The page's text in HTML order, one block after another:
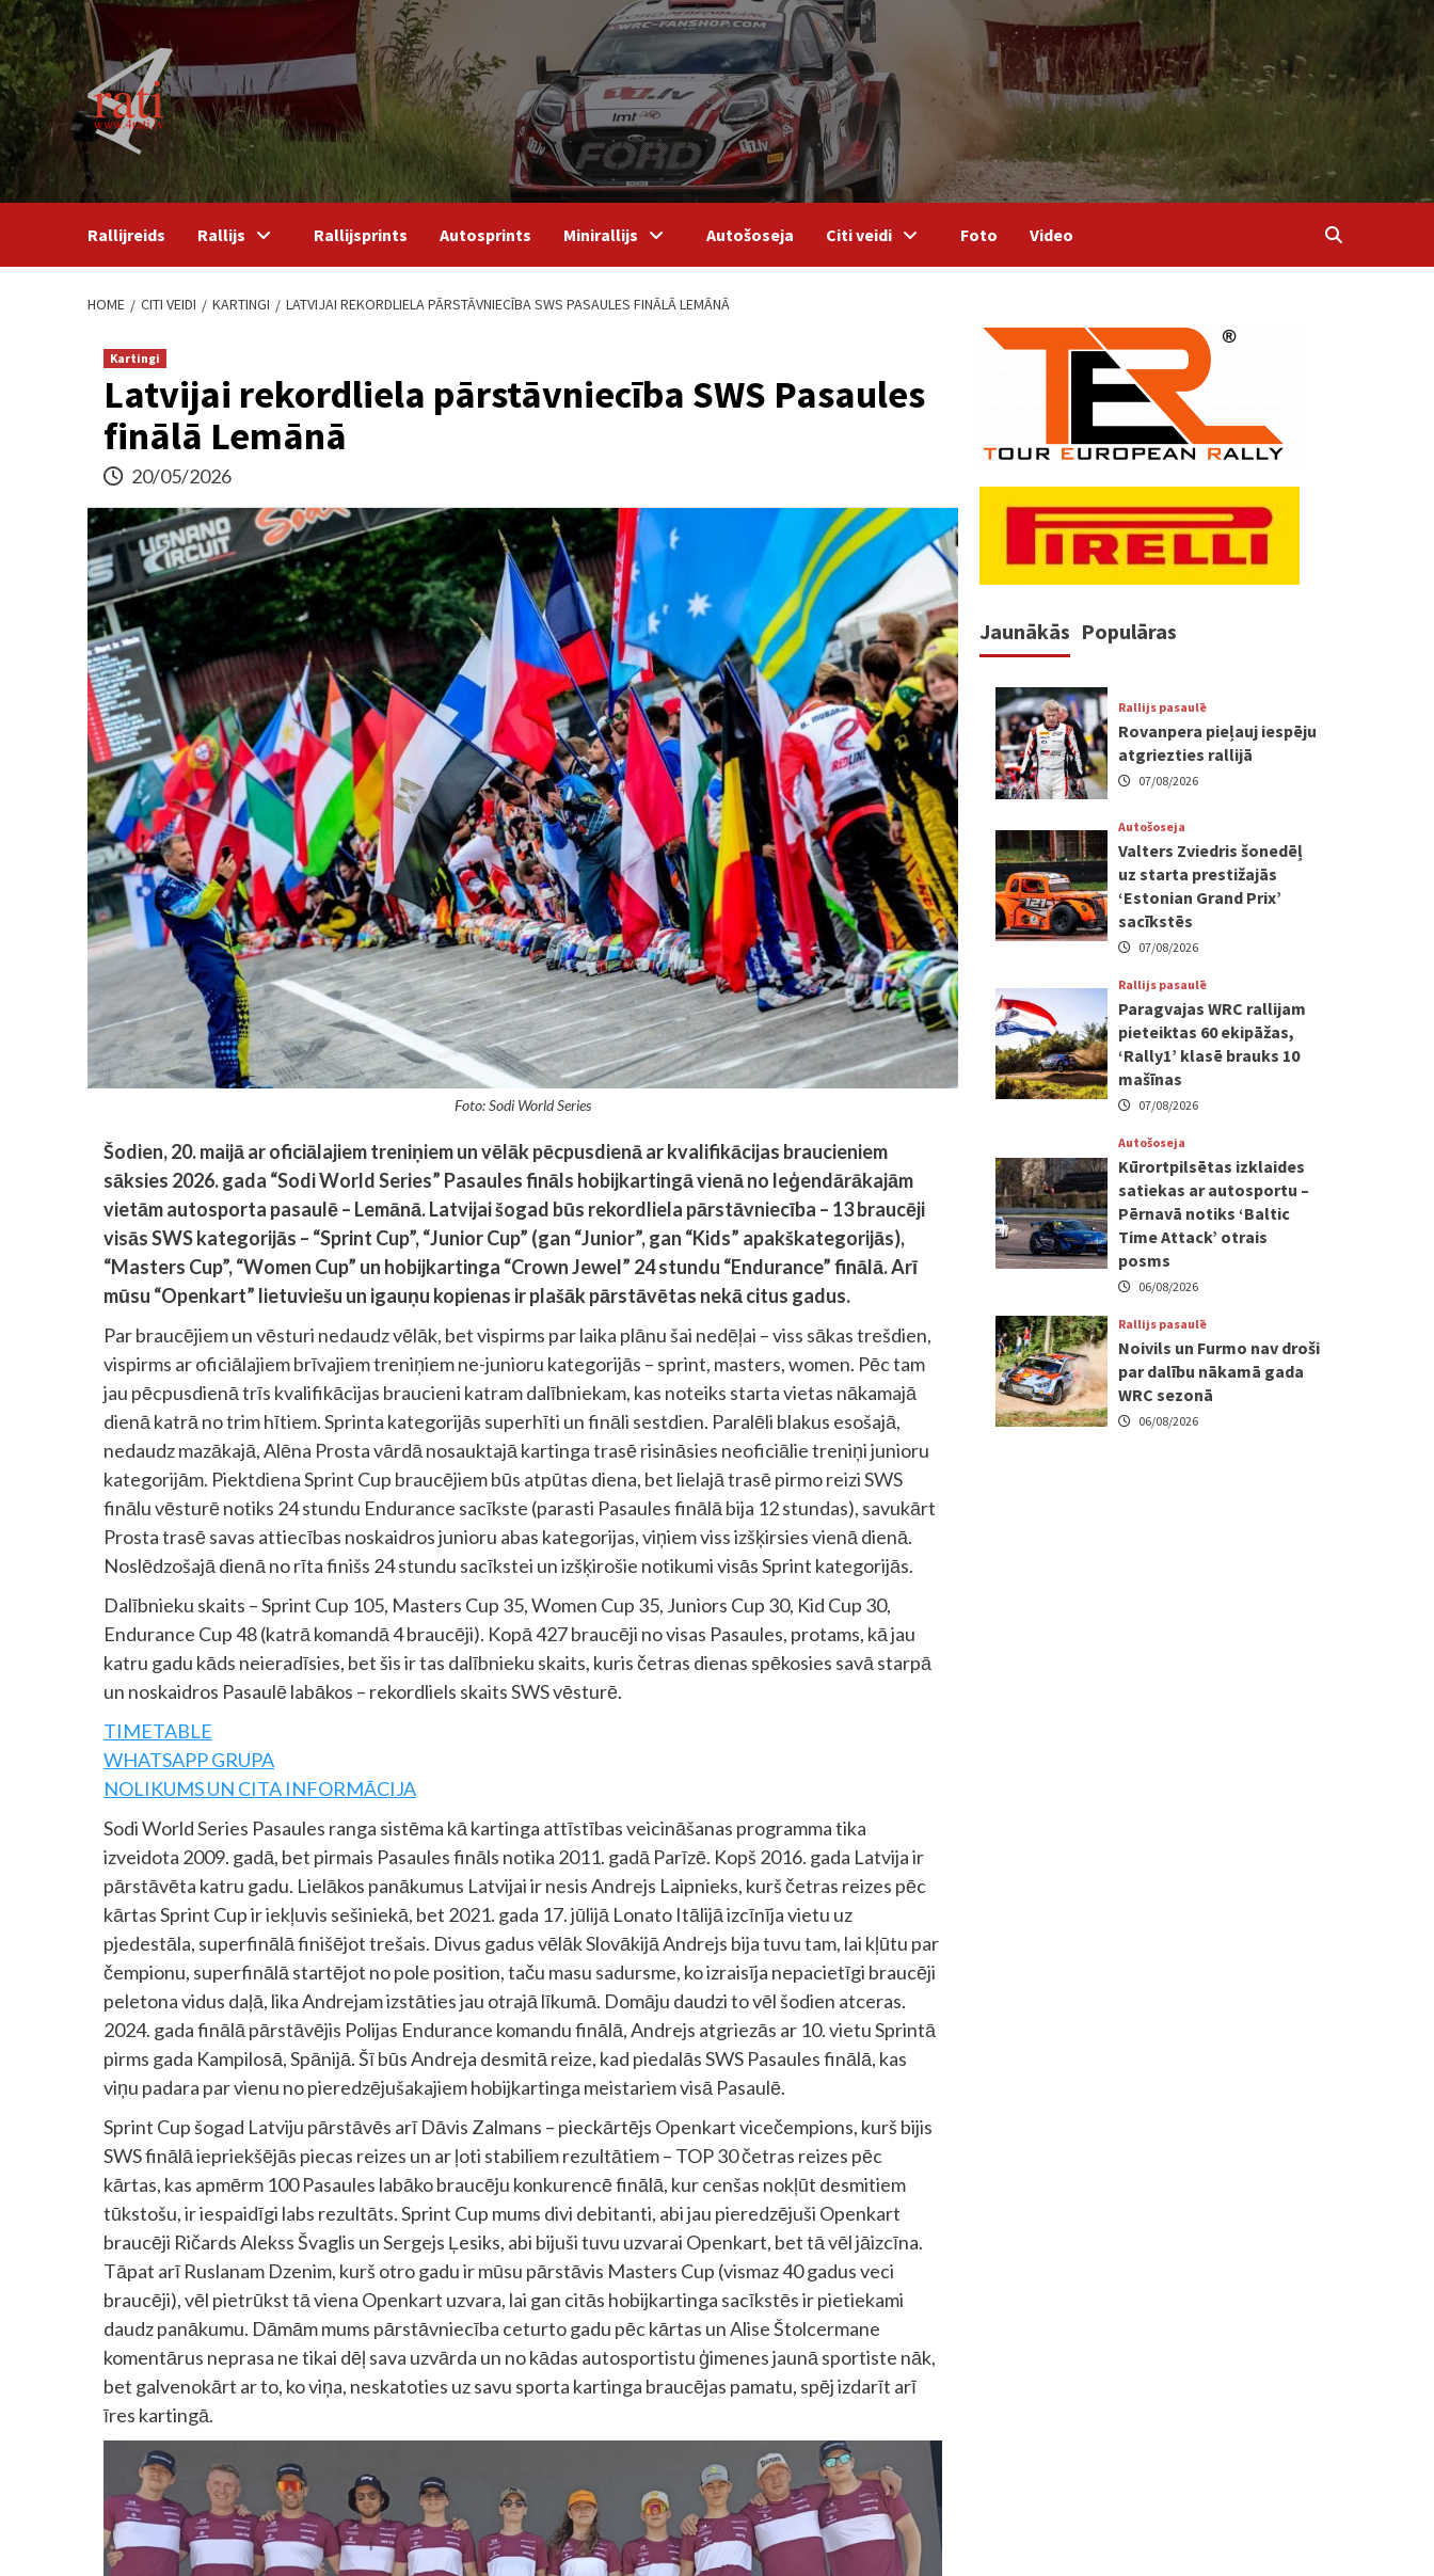
Skip
to
content
Rallijreids Rallijs Rallijsprints Autosprints Minirallijs Autošoseja Citi veidi Foto Video
HOME CITI VEIDI KARTINGI LATVIJAI REKORDLIELA PĀRSTĀVNIECĪBA SWS PASAULES FINĀLĀ LEMĀNĀ
Kartingi
Latvijai rekordliela pārstāvniecība SWS Pasaules
finālā Lemānā
20/05/2026
Foto: Sodi World Series
Šodien, 20. maijā ar oficiālajiem treniņiem un vēlāk pēcpusdienā ar kvalifikācijas braucieniem
sāksies 2026. gada “Sodi World Series” Pasaules fināls hobijkartingā vienā no leģendārākajām
vietām autosporta pasaulē – Lemānā. Latvijai šogad būs rekordliela pārstāvniecība – 13 braucēji
visās SWS kategorijās – “Sprint Cup”, “Junior Cup” (gan “Junior”, gan “Kids” apakškategorijās),
“Masters Cup”, “Women Cup” un hobijkartinga “Crown Jewel” 24 stundu “Endurance” finālā. Arī
mūsu “Openkart” lietuviešu un igauņu kopienas ir plašāk pārstāvētas nekā citus gadus.
Par braucējiem un vēsturi nedaudz vēlāk, bet vispirms par laika plānu šai nedēļai – viss sākas trešdien,
vispirms ar oficiālajiem brīvajiem treniņiem ne-junioru kategorijās – sprint, masters, women. Pēc tam
jau pēcpusdienā trīs kvalifikācijas braucieni katram dalībniekam, kas noteiks starta vietas nākamajā
dienā katrā no trim hītiem. Sprinta kategorijās superhīti un fināli sestdien. Paralēli blakus esošajā,
nedaudz mazākajā, Alēna Prosta vārdā nosauktajā kartinga trasē risināsies neoficiālie treniņi junioru
kategorijām. Piektdiena Sprint Cup braucējiem būs atpūtas diena, bet lielajā trasē pirmo reizi SWS
finālu vēsturē notiks 24 stundu Endurance sacīkste (parasti Pasaules finālā bija 12 stundas), savukārt
Prosta trasē savas attiecības noskaidros junioru abas kategorijas, viņiem viss izšķirsies vienā dienā.
Noslēdzošajā dienā no rīta finišs 24 stundu sacīkstei un izšķirošie notikumi visās Sprint kategorijās.
Dalībnieku skaits – Sprint Cup 105, Masters Cup 35, Women Cup 35, Juniors Cup 30, Kid Cup 30,
Endurance Cup 48 (katrā komandā 4 braucēji). Kopā 427 braucēji no visas Pasaules, protams, kā jau
katru gadu kāds neieradīsies, bet šis ir tas dalībnieku skaits, kuris četras dienas spēkosies savā starpā
un noskaidros Pasaulē labākos – rekordliels skaits SWS vēsturē.
TIMETABLE
WHATSAPP GRUPA
NOLIKUMS UN CITA INFORMĀCIJA
Sodi World Series Pasaules ranga sistēma kā kartinga attīstības veicināšanas programma tika
izveidota 2009. gadā, bet pirmais Pasaules fināls notika 2011. gadā Parīzē. Kopš 2016. gada Latvija ir
pārstāvēta katru gadu. Lielākos panākumus Latvijai ir nesis Andrejs Laipnieks, kurš četras reizes pēc
kārtas Sprint Cup ir iekļuvis sešiniekā, bet 2021. gada 17. jūlijā Lonato Itālijā izcīnīja vietu uz
pjedestāla, superfinālā finišējot trešais. Divus gadus vēlāk Slovākijā Andrejs bija tuvu tam, lai kļūtu par
čempionu, superfinālā startējot no pole position, taču masu sadursme, ko izraisīja nepacietīgi braucēji
peletona vidus daļā, lika Andrejam izstāties jau otrajā līkumā. Domāju daudzi to vēl šodien atceras.
2024. gada finālā pārstāvējis Polijas Endurance komandu finālā, Andrejs atgriezās ar 10. vietu Sprintā
pirms gada Kampilosā, Spānijā. Šī būs Andreja desmitā reize, kad piedalās SWS Pasaules finālā, kas
viņu padara par vienu no pieredzējušakajiem hobijkartinga meistariem visā Pasaulē.
Sprint Cup šogad Latviju pārstāvēs arī Dāvis Zalmans – pieckārtējs Openkart vicečempions, kurš bijis
SWS finālā iepriekšējās piecas reizes un ar ļoti stabiliem rezultātiem – TOP 30 četras reizes pēc
kārtas, kas apmērm 100 Pasaules labāko braucēju konkurencē finālā, kur cenšas nokļūt desmitiem
tūkstošu, ir iespaidīgi labs rezultāts. Sprint Cup mums divi debitanti, abi jau pieredzējuši Openkart
braucēji Ričards Alekss Švaglis un Sergejs Ļesiks, abi bijuši tuvu uzvarai Openkart, bet tā vēl jāizcīna.
Tāpat arī Ruslanam Dzenim, kurš otro gadu ir mūsu pārstāvis Masters Cup (vismaz 40 gadus veci
braucēji), vēl pietrūkst tā viena Openkart uzvara, lai gan citās hobijkartinga sacīkstēs ir pietiekami
daudz panākumu. Dāmām mums pārstāvniecība ceturto gadu pēc kārtas un Alise Štolcermane
komentārus neprasa ne tikai dēļ sava uzvārda un no kādas autosportistu ģimenes jaunā sportiste nāk,
bet galvenokārt ar to, ko viņa, neskatoties uz savu sporta kartinga braucējas pamatu, spēj izdarīt arī
īres kartingā.
Jaunākās Populāras
Rallijs pasaulē
Rovanpera pieļauj iespēju
atgriezties rallijā
07/08/2026
Autošoseja
Valters Zviedris šonedēļ
uz starta prestižajās
‘Estonian Grand Prix’
sacīkstēs
07/08/2026
Rallijs pasaulē
Paragvajas WRC rallijam
pieteiktas 60 ekipāžas,
‘Rally1’ klasē brauks 10
mašīnas
07/08/2026
Autošoseja
Kūrortpilsētas izklaides
satiekas ar autosportu –
Pērnavā notiks ‘Baltic
Time Attack’ otrais
posms
06/08/2026
Rallijs pasaulē
Noivils un Furmo nav droši
par dalību nākamā gada
WRC sezonā
06/08/2026